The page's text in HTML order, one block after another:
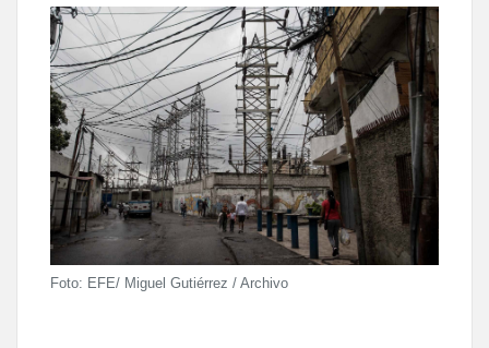
Foto: EFE/ Miguel Gutiérrez / Archivo